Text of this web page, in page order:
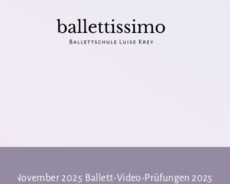
November 2025 Ballett-Video-Prüfungen 2025